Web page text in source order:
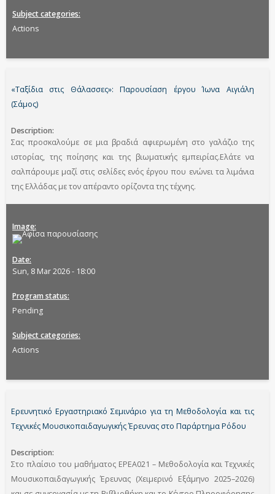
Subject categories
Actions
«Ταξίδια στις Θάλασσες»: Παρουσίαση έργου Ίωνα Αιγιάλη
(Σάμος)
Description
Σας προσκαλούμε σε μια βραδιά αφιερωμένη στο γαλάζιο της
ιστορίας, της ποίησης και της βιωματικής εμπειρίας.Ελάτε να
σαλπάρουμε μαζί στις σελίδες ενός έργου που ενώνει τα λιμάνια
της Ελλάδας με τον απέραντο ορίζοντα της τέχνης.
Image
Date
Sun, 8 Mar 2026 - 18:00
Program status
Pending
Subject categories
Actions
Ερευνητικό Εργαστηριακό Σεμινάριο για τη Μεθοδολογία και τις
Τεχνικές Μουσικοπαιδαγωγικής Έρευνας στο Παράρτημα Ρόδου
Description
Στο πλαίσιο του μαθήματος ΕΡΕΑ021 – Μεθοδολογία και Τεχνικές
Μουσικοπαιδαγωγικής Έρευνας (Χειμερινό Εξάμηνο 2025–2026)